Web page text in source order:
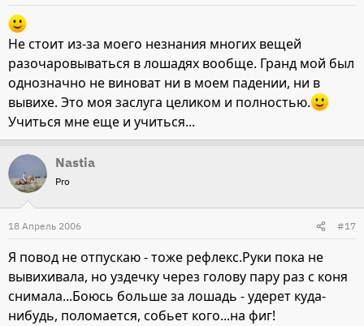
Не стоит из-за моего незнания многих вещей
разочаровываться в лошадях вообще. Гранд мой был
однозначно не виноват ни в моем падении, ни в
вывихе. Это моя заслуга целиком и полностью.
Учиться мне еще и учиться...
Nastia
Pro
18 Апрель 2006 #17
Я повод не отпускаю - тоже рефлекс.Руки пока не
вывихивала, но уздечку через голову пару раз с коня
снимала...Боюсь больше за лошадь - удерет куда-
нибудь, поломается, собьет кого...на фиг!